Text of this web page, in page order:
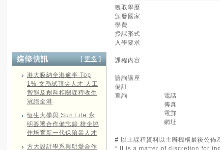
[ 更多 ]
港大吸納全港逾半 Top
1% 文憑試頂尖人才 人工
智能及創科相關課程收生
冠絕全港
恆生大學與 Sun Life 永
明簽署合作備忘錄 校企協
作培育新一代保險業人才
方大設計學系與明愛合作
獲取學歷
頒發國家
學費
授課形式
入學要求
課程內容
諮詢講座
備註
查詢
電話
傳真
電郵
網址
# 以上課程資料以主辦機構最後公佈
* It is a matter of discretion for